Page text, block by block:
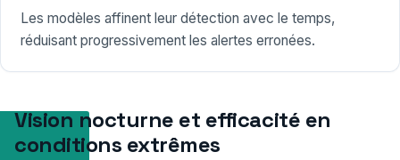
Les modèles affinent leur détection avec le temps,
réduisant progressivement les alertes erronées.
Vision nocturne et efficacité en
conditions extrêmes